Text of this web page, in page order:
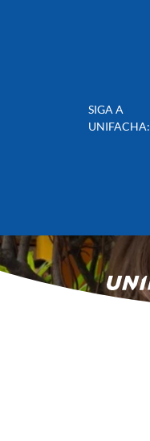
SIGA A
UNIFACHA: